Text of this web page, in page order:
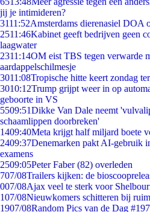
jij je intimideren?
3111:52Amsterdams dierenasiel DOA
2511:46Kabinet geeft bedrijven geen
laagwater
2311:14OM eist TBS tegen verwarde
aardappelschilmesje
3011:08Tropische hitte keert zondag
3010:12Trump grijpt weer in op
geboorte in VS
5509:51Dikke Van Dale neemt
schaamlippen doorbreken'
1409:40Meta krijgt half miljard boete
2409:37Denemarken pakt AI-gebruik
examens
2509:05Peter Faber (82) overleden
707/08Trailers kijken: de
007/08Ajax veel te sterk voor
107/08Nieuwkomers schitteren bij
1907/08Random Pics van de Dag